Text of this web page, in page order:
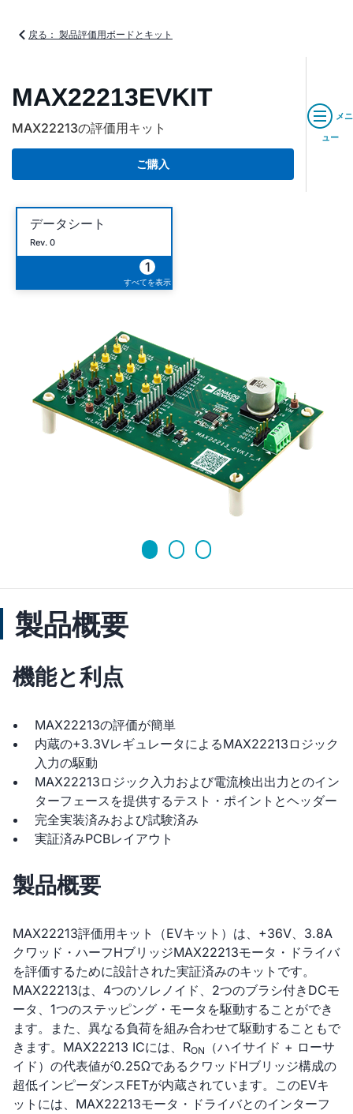
戻る： 製品評価用ボードとキット
MAX22213EVKIT
MAX22213の評価用キット
ご購入
メニ
ュー
データシート
Rev. 0
1
すべてを表示
製品概要
機能と利点
MAX22213の評価が簡単
内蔵の+3.3VレギュレータによるMAX22213ロジック
入力の駆動
MAX22213ロジック入力および電流検出出力とのイン
ターフェースを提供するテスト・ポイントとヘッダー
完全実装済みおよび試験済み
実証済みPCBレイアウト
製品概要
MAX22213評価用キット（EVキット）は、+36V、3.8A
クワッド・ハーフHブリッジMAX22213モータ・ドライバ
を評価するために設計された実証済みのキットです。
MAX22213は、4つのソレノイド、2つのブラシ付きDCモ
ータ、1つのステッピング・モータを駆動することができ
ます。また、異なる負荷を組み合わせて駆動することもで
きます。MAX22213 ICには、RON
（ハイサイド + ローサ
イド）の代表値が0.25ΩであるクワッドHブリッジ構成の
超低インピーダンスFETが内蔵されています。このEVキ
ットには、MAX22213モータ・ドライバとのインターフ